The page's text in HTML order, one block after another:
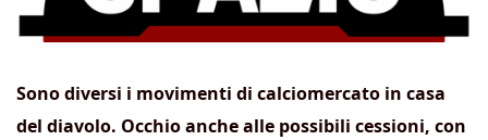
Sono diversi i movimenti di calciomercato in casa
del diavolo. Occhio anche alle possibili cessioni, con